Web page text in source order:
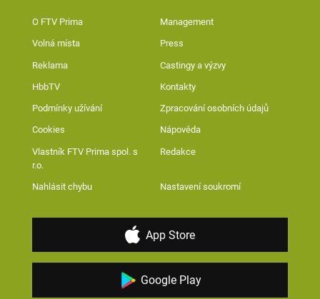
O FTV Prima Management
Volná místa Press
Reklama Castingy a výzvy
HbbTV Kontakty
Podmínky užívání Zpracování osobních údajů
Cookies Nápověda
Vlastník FTV Prima spol. s
r.o.
Redakce
Nahlásit chybu Nastavení soukromí
App Store
Google Play